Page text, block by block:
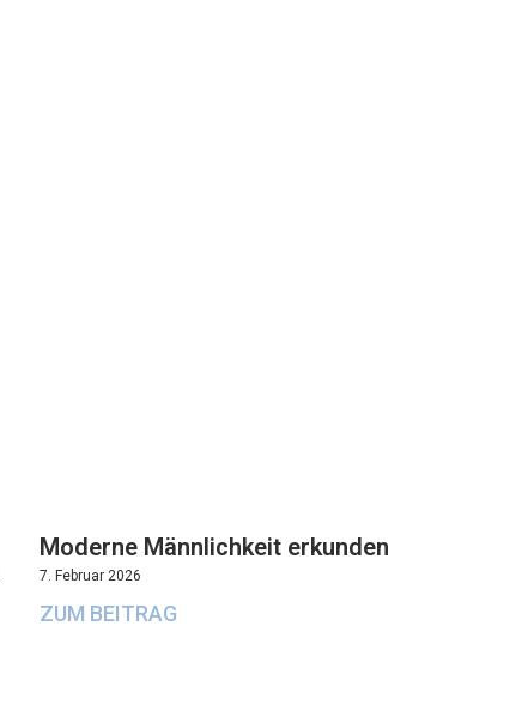
Moderne Männlichkeit erkunden
7. Februar 2026
ZUM BEITRAG